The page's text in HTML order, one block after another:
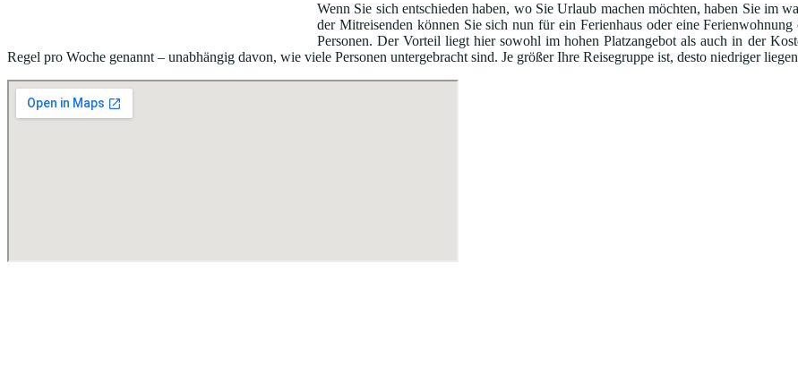
Wenn Sie sich entschieden haben, wo Sie Urlaub machen möchten, haben Sie im
der Mitreisenden können Sie sich nun für ein Ferienhaus oder eine
Personen. Der Vorteil liegt hier sowohl im hohen Platzangebot als auch in der
Regel pro Woche genannt – unabhängig davon, wie viele Personen untergebracht sind. Je größer Ihre Reisegruppe ist, desto niedriger